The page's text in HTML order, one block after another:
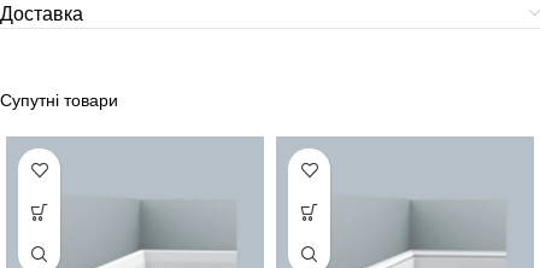
Доставка
Супутні товари